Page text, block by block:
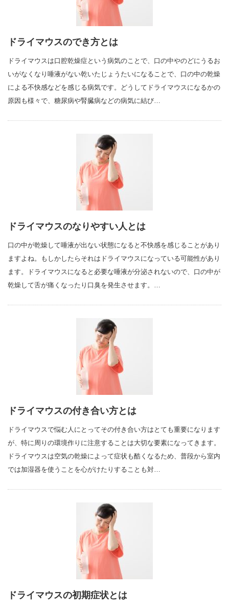
ドライマウスのでき方とは
ドライマウスは口腔乾燥症という病気のことで、口の中やのどにうるお
いがなくなり唾液がない乾いたじょうたいになることで、口の中の乾燥
による不快感などを感じる病気です。どうしてドライマウスになるかの
原因も様々で、糖尿病や腎臓病などの病気に結び…
ドライマウスのなりやすい人とは
口の中が乾燥して唾液が出ない状態になると不快感を感じることがあり
ますよね。もしかしたらそれはドライマウスになっている可能性があり
ます。ドライマウスになると必要な唾液が分泌されないので、口の中が
乾燥して舌が痛くなったり口臭を発生させます。…
ドライマウスの付き合い方とは
ドライマウスで悩む人にとってその付き合い方はとても重要になります
が、特に周りの環境作りに注意することは大切な要素になってきます。
ドライマウスは空気の乾燥によって症状も酷くなるため、普段から室内
では加湿器を使うことを心がけたりすることも対…
ドライマウスの初期症状とは